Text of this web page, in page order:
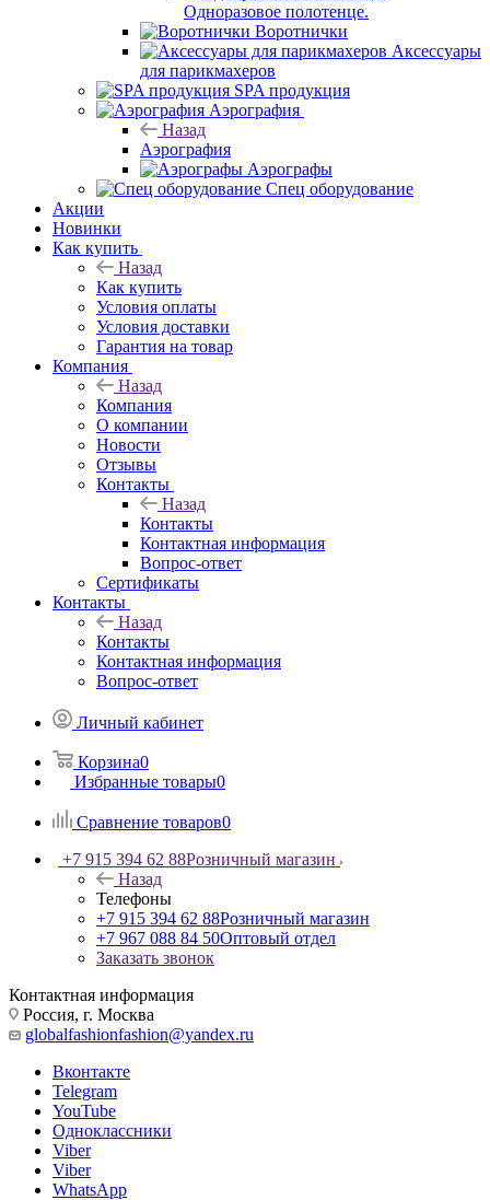
Одноразовое полотенце.
Воротнички
Аксессуары
для парикмахеров
SPA продукция
Аэрография
Назад
Аэрография
Аэрографы
Спец оборудование
Акции
Новинки
Как купить
Назад
Как купить
Условия оплаты
Условия доставки
Гарантия на товар
Компания
Назад
Компания
О компании
Новости
Отзывы
Контакты
Назад
Контакты
Контактная информация
Вопрос-ответ
Сертификаты
Контакты
Назад
Контакты
Контактная информация
Вопрос-ответ
Личный кабинет
Корзина0
Избранные товары0
Сравнение товаров0
+7 915 394 62 88Розничный магазин
Назад
Телефоны
+7 915 394 62 88Розничный магазин
+7 967 088 84 50Оптовый отдел
Заказать звонок
Контактная информация
Россия, г. Москва
globalfashionfashion@yandex.ru
Вконтакте
Telegram
YouTube
Одноклассники
Viber
Viber
WhatsApp